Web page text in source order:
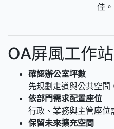
佳。
OA屏風工作
確認辦公室坪數
先規劃走道與公共空間
依部門需求配置座位
行政、業務與主管座位
保留未來擴充空間